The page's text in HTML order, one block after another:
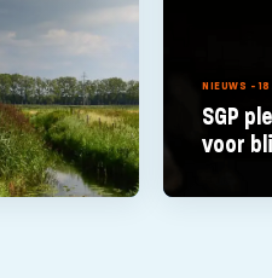
NIEUWS -
SGP
voor